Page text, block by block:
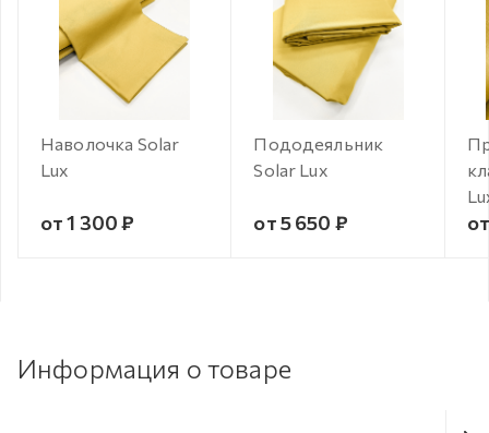
Наволочка Solar
Lux
от 1 300 ₽
Пододеяльник
Solar Lux
от 5 650 ₽
Информация о товаре